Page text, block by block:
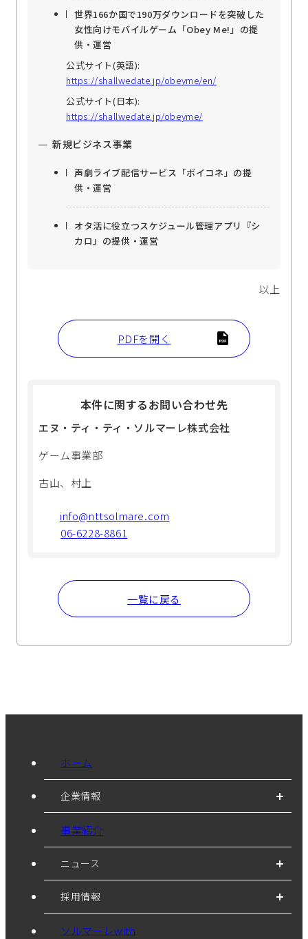
世界166か国で190万ダウンロードを突破した
女性向けモバイルゲーム「Obey Me!」の提
供・運営
公式サイト(英語):
https://shallwedate.jp/obeyme/en/
公式サイト(日本):
https://shallwedate.jp/obeyme/
新規ビジネス事業
声劇ライブ配信サービス「ボイコネ」の提
供・運営
オタ活に役立つスケジュール管理アプリ『シ
カロ』の提供・運営
以上
PDFを開く
本件に関するお問い合わせ先
エヌ・ティ・ティ・ソルマーレ株式会社
ゲーム事業部
古山、村上
info@nttsolmare.com
06-6228-8861
一覧に戻る
ホーム
企業情報
事業紹介
ニュース
採用情報
ソルマーレwith